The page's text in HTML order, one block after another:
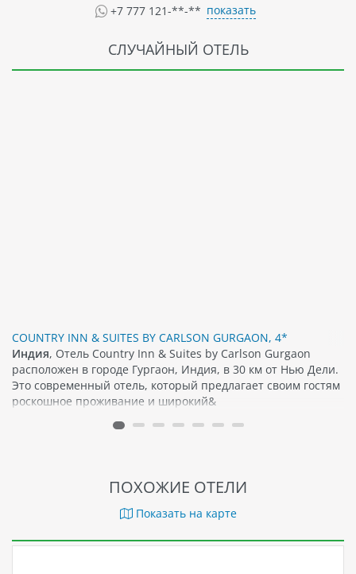
+7 777 121-**-** показать
СЛУЧАЙНЫЙ ОТЕЛЬ
COUNTRY INN & SUITES BY CARLSON GURGAON, 4*
Индия, Отель Country Inn & Suites by Carlson Gurgaon
расположен в городе Гургаон, Индия, в 30 км от Нью Дели.
Это современный отель, который предлагает своим гостям
роскошное проживание и широкий&
ПОХОЖИЕ ОТЕЛИ
Показать на карте